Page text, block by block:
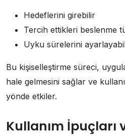
Hedeflerini girebilir
Tercih ettikleri beslenme
Uyku sürelerini
Bu kişiselleştirme süreci,
hale gelmesini sağlar ve
yönde etkiler.
Kullanım İpuçları